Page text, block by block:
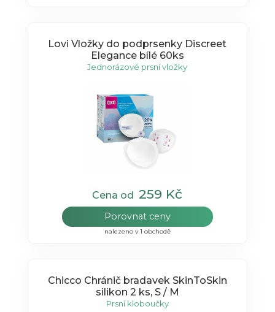
Lovi Vložky do podprsenky Discreet
Elegance bílé 60ks
Jednorázové prsní vložky
Cena od259 Kč
Porovnat ceny
nalezeno v 1 obchodě
Chicco Chránič bradavek SkinToSkin
silikon 2 ks, S / M
Prsní kloboučky